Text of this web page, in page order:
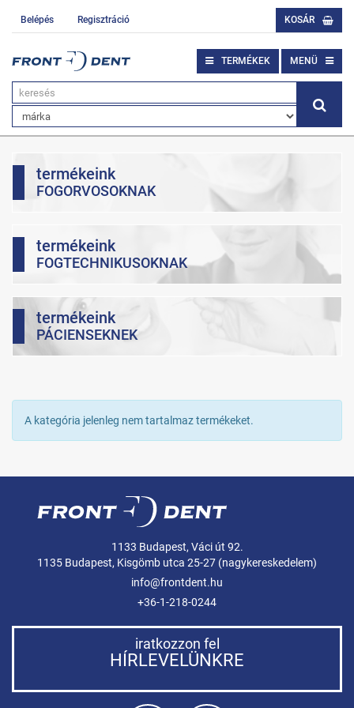
Belépés Regisztráció KOSÁR
TERMÉKEK MENÜ
termékeink
FOGORVOSOKNAK
termékeink
FOGTECHNIKUSOKNAK
termékeink
PÁCIENSEKNEK
A kategória jelenleg nem tartalmaz termékeket.
1133 Budapest, Váci út 92.
1135 Budapest, Kisgömb utca 25-27 (nagykereskedelem)
info@frontdent.hu
+36-1-218-0244
iratkozzon fel
HÍRLEVELÜNKRE